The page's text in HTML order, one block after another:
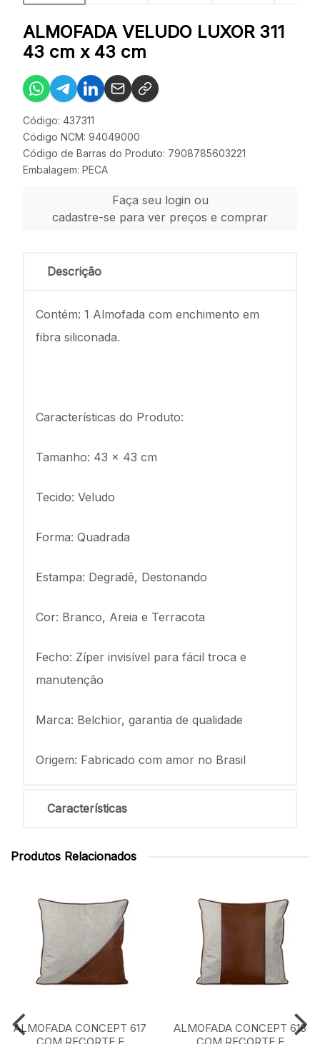
ALMOFADA VELUDO LUXOR 311
43 cm x 43 cm
Código: 437311
Código NCM: 94049000
Código de Barras do Produto: 7908785603221
Embalagem: PECA
Faça seu login ou
cadastre-se para ver preços e comprar
Descrição
Contém: 1 Almofada com enchimento em
fibra siliconada.
Características do Produto:
Tamanho: 43 x 43 cm
Tecido: Veludo
Forma: Quadrada
Estampa: Degradê, Destonando
Cor: Branco, Areia e Terracota
Fecho: Zíper invisível para fácil troca e
manutenção
Marca: Belchior, garantia de qualidade
Origem: Fabricado com amor no Brasil
Características
Produtos Relacionados
ALMOFADA CONCEPT 617
ALMOFADA CONCEPT 618